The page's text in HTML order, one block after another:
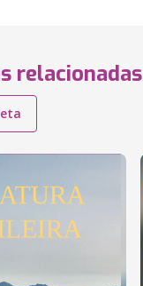
relacionadas